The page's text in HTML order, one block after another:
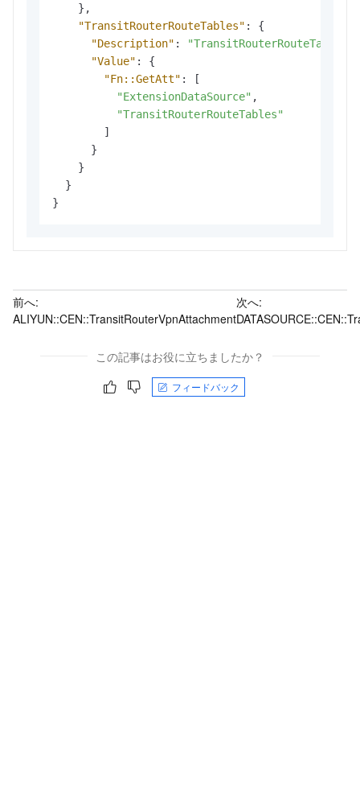
} ,
"TransitRouterRouteTables" :
{
"Description" :
"TransitRouterRouteTables
"Value" :
{
"Fn::GetAtt" :
[
"ExtensionDataSource" ,
"TransitRouterRouteTables"
]
}
}
}
}
前へ:
ALIYUN::CEN::TransitRouterVpnAttachment
次へ:
この記事はお役に立ちましたか？
フィードバック